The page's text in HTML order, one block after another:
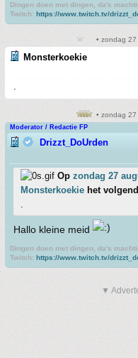
Dingen doen met dingen, da's
Twitch: https://www.twitch.tv/
• zondag
Monsterkoekie
.
• zondag
Moderator / Redactie FP
Drizzt_DoUrden
Op zondag 27
Monsterkoekie het
.
Hallo kleine meid
Dingen doen met dingen, da's
Twitch: https://www.twitch.tv/
▼